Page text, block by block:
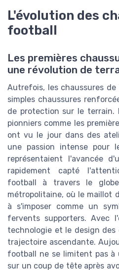
L'évolution des
football
Les premières
une révolution de
Autrefois, les chaussures
simples chaussures
de protection sur le terrain.
pionniers comme les
ont vu le jour dans des
une passion intense pour
représentaient l'avancée
rapidement capté
football à travers le
métropolitaine, où le maillot
à s'imposer comme un
fervents supporters. Avec
technologie et le design
trajectoire ascendante.
football ne se limitent pas à
sur un coup de tête après